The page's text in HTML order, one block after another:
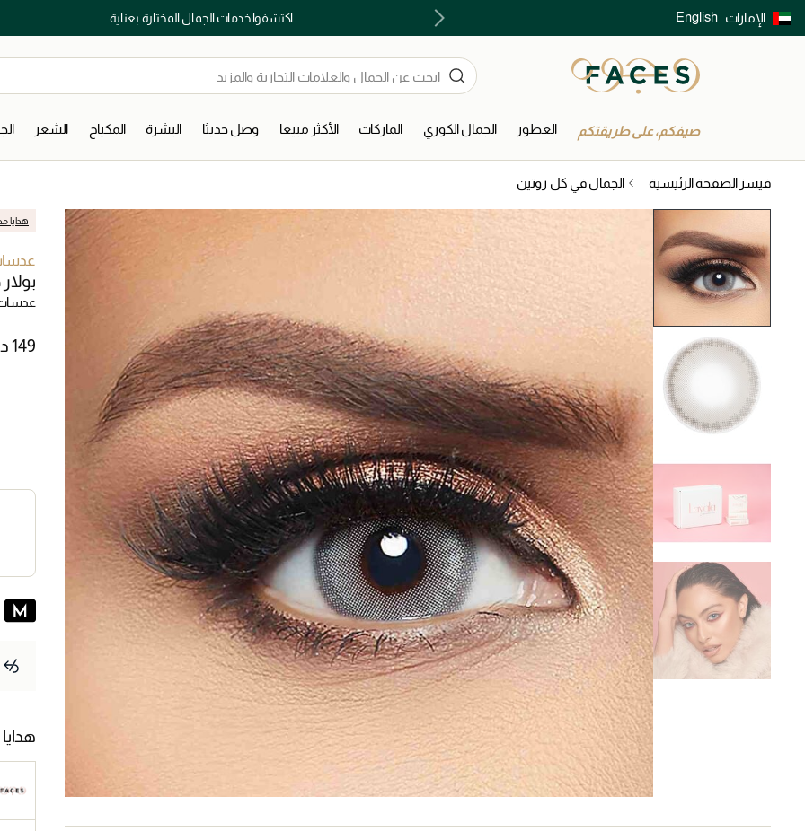
الإمارات English اكتشفوا خدمات الجمال المختارة بعناية توصيل سريع على جميع الطلبات ما فوق 299 درهم
صيفكم، على طريقتكم العطور الجمال الكوري الماركات الأكثر مبيعا وصل حديثا البشرة المكياج الشعر
فيسز الصفحة الرئيسية الجمال في كل روتين
هدايا